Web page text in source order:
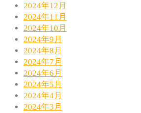
2024年12月
2024年11月
2024年10月
2024年9月
2024年8月
2024年7月
2024年6月
2024年5月
2024年4月
2024年3月